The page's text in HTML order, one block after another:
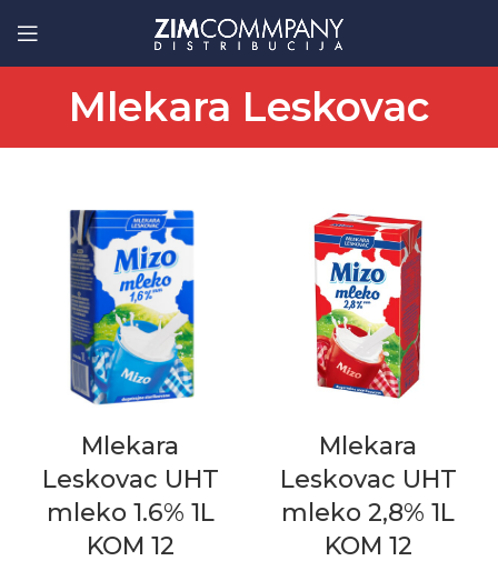
Mlekara Leskovac
Mlekara
Leskovac UHT
mleko 1.6% 1L
KOM 12
Mlekara
Leskovac UHT
mleko 2,8% 1L
KOM 12